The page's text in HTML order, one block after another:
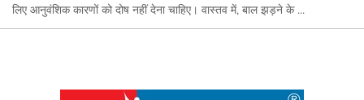
लिए आनुवंशिक कारणों को दोष नहीं देना चाहिए। वास्तव में, बाल झड़ने के ...